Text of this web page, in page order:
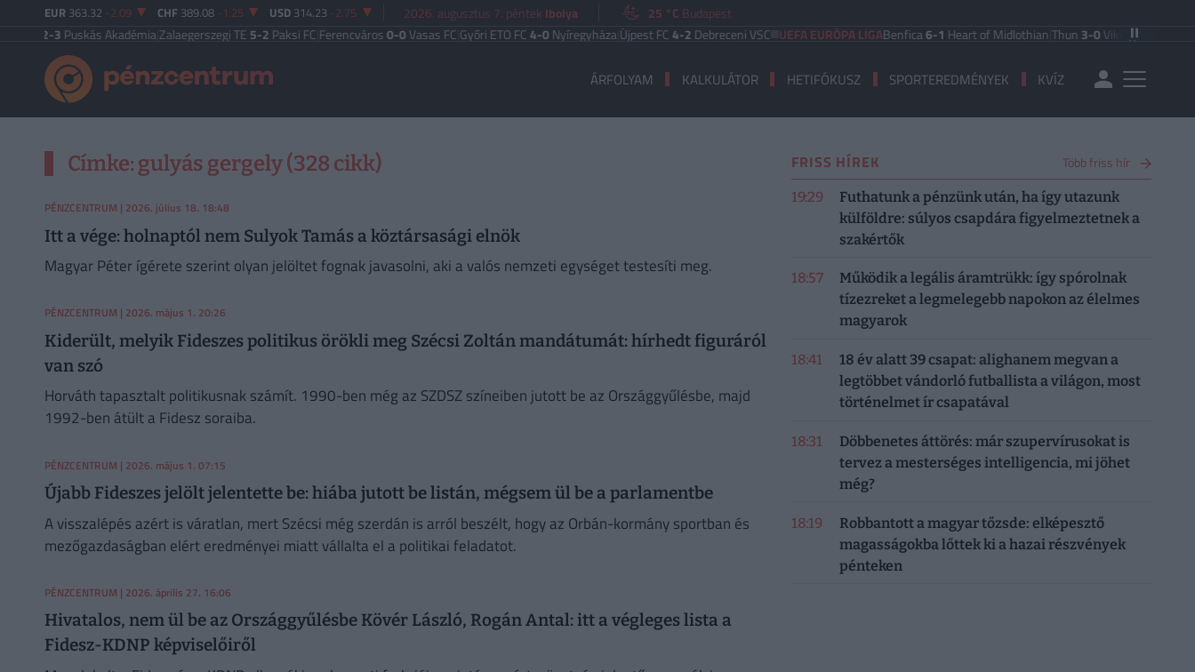
EUR 363.32 -2.09 CHF 389.08 -1.25 USD 314.23 -2.75 2026. augusztus 7. péntek Ibolya 25 °C Budapest
Puskás Akadémia|Zalaegerszegi TE5-2Paksi FC|Ferencváros0-0Vasas FC|Győri ETO FC4-0Nyíregyháza|Újpest FC4-2Debreceni VSC UEFA EURÓPA LIGABenfica6-1Heart of Midlothian|Thun3-0Vikingur Reykjavik
ÁRFOLYAM KALKULÁTOR HETIFÓKUSZ SPORTEREDMÉNYEK KVÍZ
Címke: gulyás gergely (328 cikk)
PÉNZCENTRUM | 2026. július 18. 18:48
Itt a vége: holnaptól nem Sulyok Tamás a köztársasági elnök
Magyar Péter ígérete szerint olyan jelöltet fognak javasolni, aki a valós nemzeti egységet testesíti meg.
PÉNZCENTRUM | 2026. május 1. 20:26
Kiderült, melyik Fideszes politikus örökli meg Szécsi Zoltán mandátumát: hírhedt figuráról
van szó
Horváth tapasztalt politikusnak számít. 1990-ben még az SZDSZ színeiben jutott be az Országgyűlésbe, majd
1992-ben átült a Fidesz soraiba.
PÉNZCENTRUM | 2026. május 1. 07:15
Újabb Fideszes jelölt jelentette be: hiába jutott be listán, mégsem ül be a parlamentbe
A visszalépés azért is váratlan, mert Szécsi még szerdán is arról beszélt, hogy az Orbán-kormány sportban és
mezőgazdaságban elért eredményei miatt vállalta el a politikai feladatot.
PÉNZCENTRUM | 2026. április 27. 16:06
Hivatalos, nem ül be az Országgyűlésbe Kövér László, Rogán Antal: itt a végleges lista a
Fidesz-KDNP képviselőiről
FRISS HÍREK Több friss hír
19:29
Futhatunk a pénzünk után, ha így utazunk
külföldre: súlyos csapdára figyelmeztetnek a
szakértők
18:57
Működik a legális áramtrükk: így spórolnak
tízezreket a legmelegebb napokon az élelmes
magyarok
18:41
18 év alatt 39 csapat: alighanem megvan a
legtöbbet vándorló futballista a világon, most
történelmet ír csapatával
18:31
Döbbenetes áttörés: már szupervírusokat is
tervez a mesterséges intelligencia, mi jöhet
még?
18:19
Robbantott a magyar tőzsde: elképesztő
magasságokba lőttek ki a hazai részvények
pénteken